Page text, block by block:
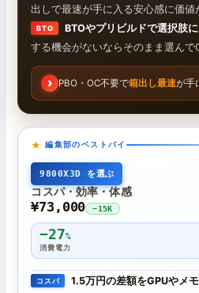
出しで最速が手に入る安心感に価値
BTO BTOやプリビルドで選択肢に
する機会がないならそのまま選んで
PBO・OC不要で箱出し最速が手
編集部のベストバイ
9800X3D を選ぶ
コスパ・効率・体感
¥73,000 −15K
−27%
消費電力
コスパ 1.5万円の差額をGPUやメ